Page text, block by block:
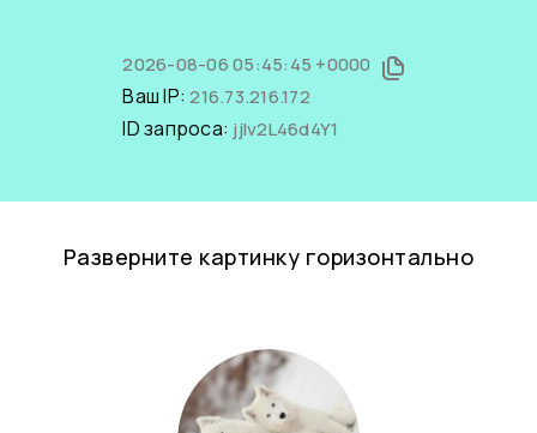
2026-08-06 05:45:45 +0000
Ваш IP:216.73.216.172
ID запроса: jjIv2L46d4Y1
Разверните картинку горизонтально